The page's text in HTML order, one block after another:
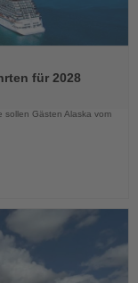
für 2028
sollen Gästen Alaska vom